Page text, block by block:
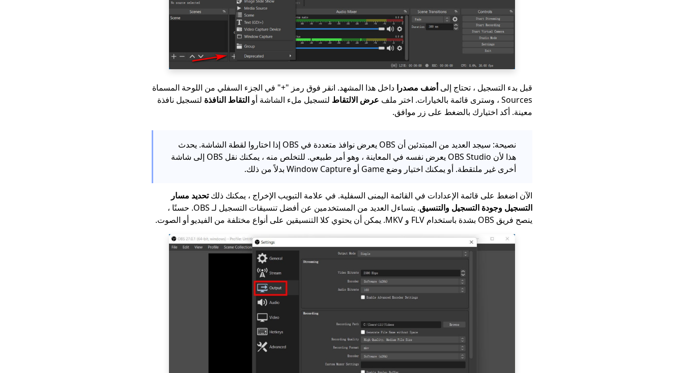
قبل بدء التسجيل ، تحتاج إلىأضف مصدرا داخل هذا المشهد. انقر فوق رمز "+" في الجزء السفلي من اللوحة المسماة
Sources ، وسترى قائمة بالخيارات. اختر ملف
عرض الالتقاط لتسجيل ملء الشاشة أو التقاط النافذة لتسجيل نافذة
معينة. أكد اختيارك بالضغط على زر موافق.
نصيحة: سيجد العديد من المبتدئين أن OBS يعرض نوافذ متعددة في OBS إذا اختاروا لقطة الشاشة. يحدث
هذا لأن OBS Studio يعرض نفسه في المعاينة ، وهو أمر طبيعي. للتخلص منه ، يمكنك نقل OBS إلى شاشة
أخرى غير ملتقطة. أو يمكنك اختيار وضع Game أو Window Capture بدلاً من ذلك.
الآن اضغط على قائمة الإعدادات في القائمة اليمنى السفلية. في علامة التبويب الإخراج ، يمكنك ذلكتحديد مسار
التسجيل وجودة التسجيل والتنسيق
. يتساءل العديد من المستخدمين عن أفضل تنسيقات التسجيل لـ OBS. حسنًا ،
ينصح فريق OBS بشدة باستخدام FLV و MKV. يمكن أن يحتوي كلا التنسيقين على أنواع مختلفة من الفيديو أو الصوت.